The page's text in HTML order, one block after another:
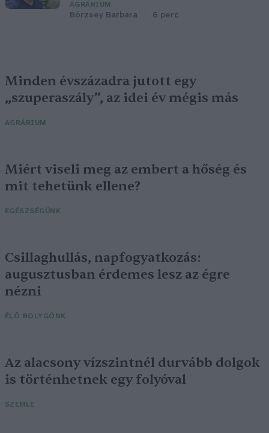
AGRÁRIUM
Börzsey Barbara 6 perc
Minden évszázadra jutott egy
„szuperaszály”, az idei év mégis más
AGRÁRIUM
Miért viseli meg az embert a hőség és
mit tehetünk ellene?
EGÉSZSÉGÜNK
Csillaghullás, napfogyatkozás:
augusztusban érdemes lesz az égre
nézni
ÉLŐ BOLYGÓNK
Az alacsony vízszintnél durvább dolgok
is történhetnek egy folyóval
SZEMLE